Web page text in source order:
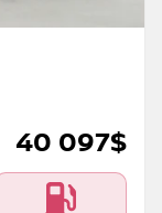
40 097$